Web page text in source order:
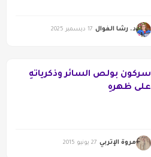
د. رشا الفوال 17 ديسمبر 2025
سركون بولص السائر وذكرياتهِ
على ظهرهِ
مروة الإتربي 27 يونيو 2015